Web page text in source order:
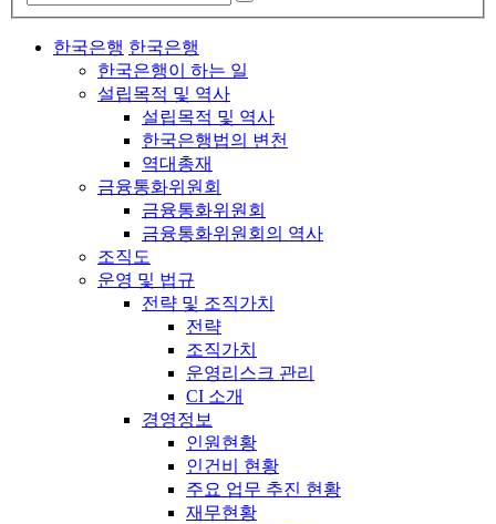
한국은행 한국은행
한국은행이 하는 일
설립목적 및 역사
설립목적 및 역사
한국은행법의 변천
역대총재
금융통화위원회
금융통화위원회
금융통화위원회의 역사
조직도
운영 및 법규
전략 및 조직가치
전략
조직가치
운영리스크 관리
CI 소개
경영정보
인원현황
인건비 현황
주요 업무 추진 현황
재무현황